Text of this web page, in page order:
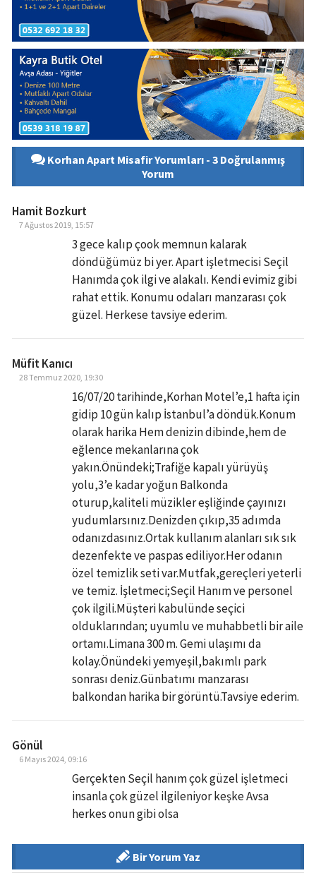
Korhan Apart Misafir Yorumları - 3 Doğrulanmış
Yorum
Hamit Bozkurt
7 Ağustos 2019, 15:57
3 gece kalıp çook memnun kalarak
döndüğümüz bi yer. Apart işletmecisi Seçil
Hanımda çok ilgi ve alakalı. Kendi evimiz gibi
rahat ettik. Konumu odaları manzarası çok
güzel. Herkese tavsiye ederim.
Müfit Kanıcı
28 Temmuz 2020, 19:30
16/07/20 tarihinde,Korhan Motel’e,1 hafta için
gidip 10 gün kalıp İstanbul’a döndük.Konum
olarak harika Hem denizin dibinde,hem de
eğlence mekanlarına çok
yakın.Önündeki;Trafiğe kapalı yürüyüş
yolu,3’e kadar yoğun Balkonda
oturup,kaliteli müzikler eşliğinde çayınızı
yudumlarsınız.Denizden çıkıp,35 adımda
odanızdasınız.Ortak kullanım alanları sık sık
dezenfekte ve paspas ediliyor.Her odanın
özel temizlik seti var.Mutfak,gereçleri yeterli
ve temiz. İşletmeci;Seçil Hanım ve personel
çok ilgili.Müşteri kabulünde seçici
olduklarından; uyumlu ve muhabbetli bir aile
ortamı.Limana 300 m. Gemi ulaşımı da
kolay.Önündeki yemyeşil,bakımlı park
sonrası deniz.Günbatımı manzarası
balkondan harika bir görüntü.Tavsiye ederim.
Gönül
6 Mayıs 2024, 09:16
Gerçekten Seçil hanım çok güzel işletmeci
insanla çok güzel ilgileniyor keşke Avsa
herkes onun gibi olsa
Bir Yorum Yaz